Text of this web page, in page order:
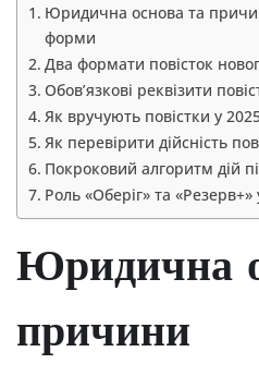
Юридична основа та
форми
Два формати повісток
Обов’язкові реквізити
Як вручують повістки у
Як перевірити дійсність
Покроковий алгоритм дій
Роль «Оберіг» та
Юридична
причини